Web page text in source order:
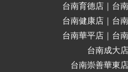
台南育德店｜台
台南健康店｜台
台南華平店｜台
台南成大
台南崇善華東